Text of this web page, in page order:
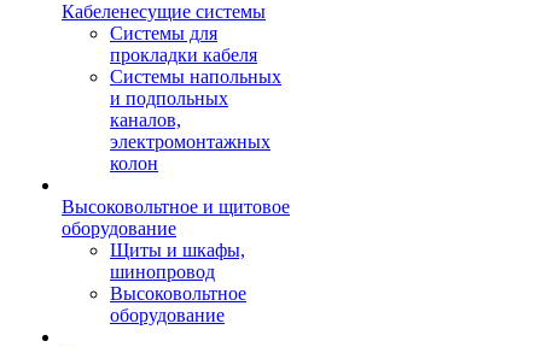
Кабеленесущие системы
Системы для
прокладки кабеля
Системы напольных
и подпольных
каналов,
электромонтажных
колон
Высоковольтное и щитовое
оборудование
Щиты и шкафы,
шинопровод
Высоковольтное
оборудование